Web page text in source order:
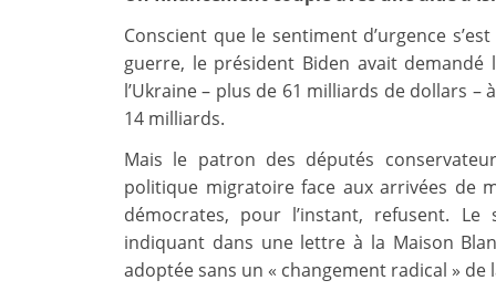
Conscient que le sentiment d’urgence
guerre, le président Biden avait
l’Ukraine – plus de 61 milliards de dollars –
14 milliards.
Mais le patron des députés
politique migratoire face aux arrivées de
démocrates, pour l’instant, refusent.
indiquant dans une lettre à la Maison
adoptée sans un « changement radical »